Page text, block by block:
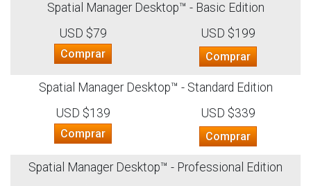
Spatial Manager Desktop™ - Basic Edition
USD $79
Comprar
USD $199
Comprar
Spatial Manager Desktop™ - Standard Edition
USD $139
Comprar
USD $339
Comprar
Spatial Manager Desktop™ - Professional Edition